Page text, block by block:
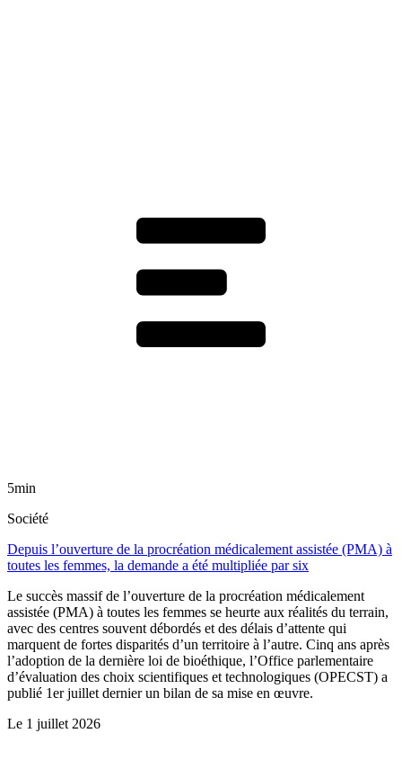
5min
Société
Depuis l’ouverture de la procréation médicalement assistée (PMA) à
toutes les femmes, la demande a été multipliée par six
Le succès massif de l’ouverture de la procréation médicalement
assistée (PMA) à toutes les femmes se heurte aux réalités du terrain,
avec des centres souvent débordés et des délais d’attente qui
marquent de fortes disparités d’un territoire à l’autre. Cinq ans après
l’adoption de la dernière loi de bioéthique, l’Office parlementaire
d’évaluation des choix scientifiques et technologiques (OPECST) a
publié 1er juillet dernier un bilan de sa mise en œuvre.
Le 1 juillet 2026